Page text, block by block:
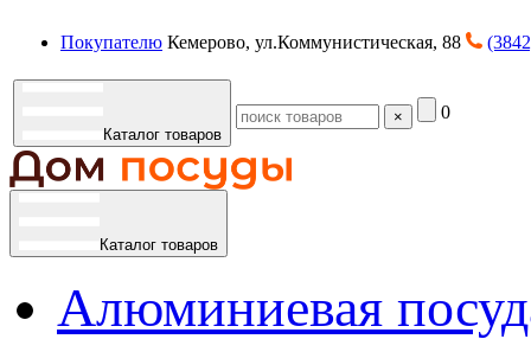
Покупателю Кемерово, ул.Коммунистическая, 88
Каталог товаров
× 0
Каталог товаров
Алюминиевая